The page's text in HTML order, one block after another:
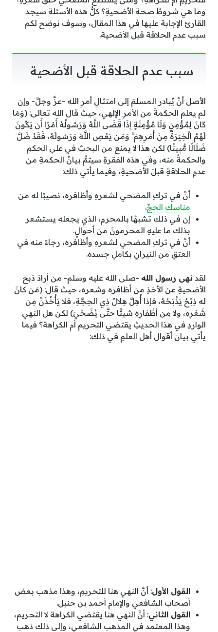
وما هي شروطُ صحة الأضحيةِ؟ كلُّ هذه الأسئلة سيجد
القارئ الإجابة عليها في هذا المقال، وسوف نوضح لكم
سبب عدم الحلاقة قبل الأضحية.
سبب عدم الحلاقة قبل الأضحية
الأصل أنَّ يُبادر المسلمَ إلى امتثالِ أمرِ الله -عزَّ وجلَّ- وإن
لم يعلم الحكمةَ من الأمرِ الإلهي، حيث قال الله تعالى: (وَمَا
كَانَ لِمُؤْمِنٍ وَلَا مُؤْمِنَةٍ إِذَا قَضَى اللَّهُ وَرَسُولُهُ أَمْرًا أَن يَكُونَ
لَهُمُ الْخِيَرَةُ مِنْ أَمْرِهِمْ ۗ وَمَن يَعْصِ اللَّهَ وَرَسُولَهُ، فَقَدْ ضَلَّ
ضَلَالًا مُّبِينًا) لكن هذا لا يمنع من البحثِ في علىِ الحكمِ
والحكمةُ منه، وفي هذه الفقرةِ سيتمُّ بيانُ الحكمةِ من
عدمِ الحلاقةِ قبلَ الأضحيةِ، وفيما يأتي ذلك:
أنَّ في تركِ المضحي لشعرهِ وأظافره، نصيبًا له من
مناسكِ الحجِّ.
إن في ذلك تشبهًا بالمحرمِ، الذي يجعله يستشعر
بذلك ما عليهِ المحرمونَ من أحوالٍ.
أنَّ في تركِ المضحي لشعرهِ وأظافره، رجاءً منه في
العتقِ من النيرانِ بكاملِ جسده.
لقد نهى رسول الله -صلى الله عليه وسلم- من أرادَ ذبح
الأضحيةِ عن الأخذِ من أظافره وشعره، حيث قال: (مَن كانَ
له ذِبْحٌ يَذْبَحُهُ، فإذا أُهِلَّ هِلالُ ذِي الحِجَّةِ، فلا يَأْخُذَنَّ مِن
شَعْرِهِ، ولا مِن أظْفارِهِ شيئًا حتَّى يُضَحِّيَ) لكن هل النهي
الواردِ في هذا الحديثِ يقتضي التحريم أم الكراهة؟ فيما
يأتي بيان أقوال أهل العلمِ في ذلك:
القول الأول: أنَّ النهي هنا للتحريمِ، وهذا مذهب بعض
أصحاب الشافعي والإمام أحمد بن حنبل.
القول الثاني: أنَّ النهي هنا يقتضي الكراهة لا التحريم،
وهذا المعتمد في المذهب الشافعي، وإلى ذلك ذهب